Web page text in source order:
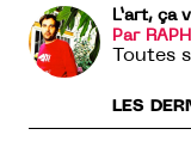
L’art, ça
Par
Toutes
LES